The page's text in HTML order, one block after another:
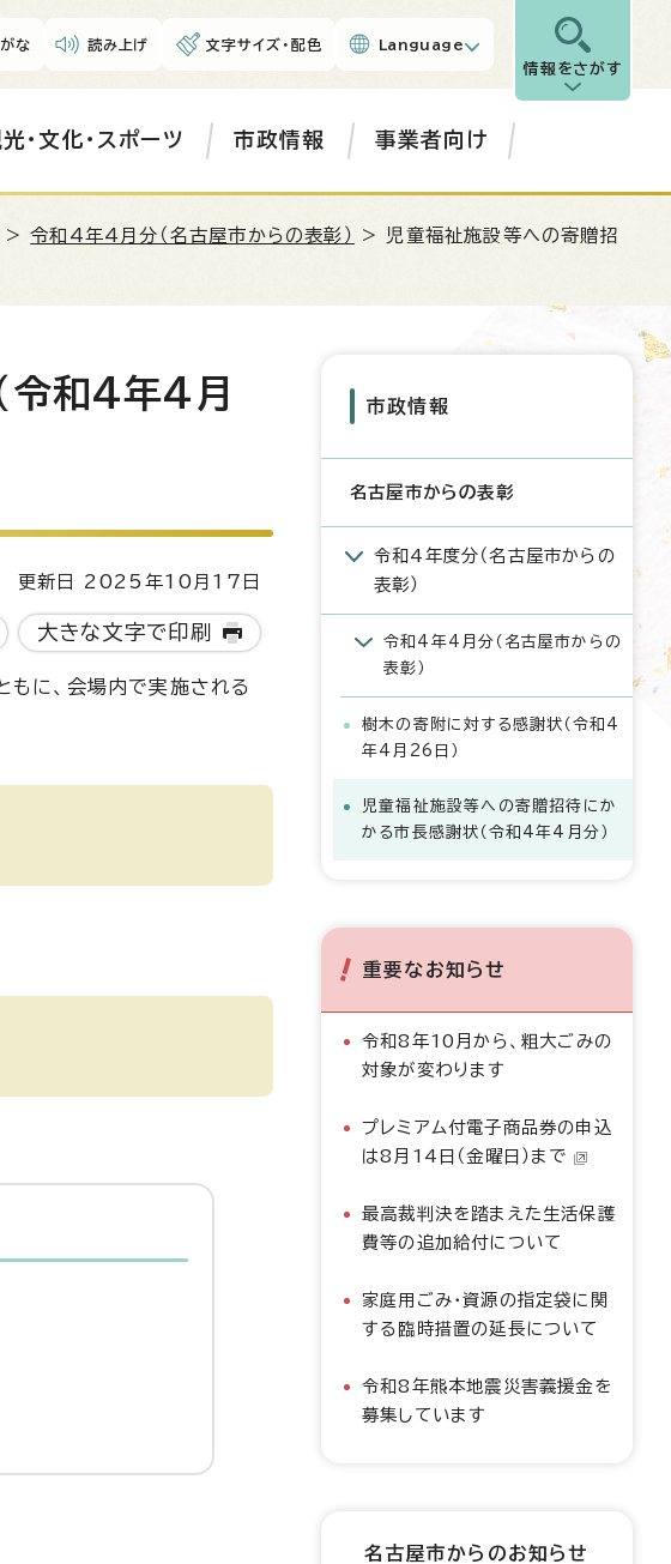
な 読み上げ 文字サイズ・配色 Language
情報をさがす
・文化・スポーツ 市政情報 事業者向け
>令和4年4月分（名古屋市からの表彰）
> 児童福祉施設等への寄贈招
令和4年4月
更新日 2025年10月17日
大きな文字で印刷
もに、会場内で実施される
市政情報
名古屋市からの表彰
令和4年度分（名古屋市からの
表彰）
令和4年4月分（名古屋市からの
表彰）
樹木の寄附に対する感謝状（令和4
年4月26日）
児童福祉施設等への寄贈招待にか
かる市長感謝状（令和4年4月分）
重要なお知らせ
令和8年10月から、粗大ごみの
対象が変わります
プレミアム付電子商品券の申込
は8月14日（金曜日）まで
最高裁判決を踏まえた生活保護
費等の追加給付について
家庭用ごみ・資源の指定袋に関
する臨時措置の延長について
令和8年熊本地震災害義援金を
募集しています
名古屋市からのお知らせ